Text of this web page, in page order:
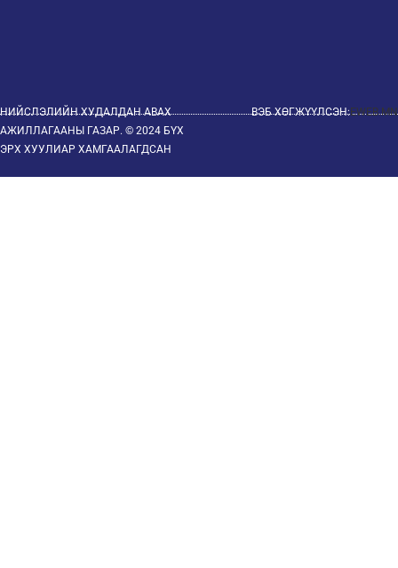
НИЙСЛЭЛИЙН ХУДАЛДАН АВАХ
АЖИЛЛАГААНЫ ГАЗАР. © 2024 БҮХ
ЭРХ ХУУЛИАР ХАМГААЛАГДСАН
ВЭБ ХӨГЖҮҮЛСЭН:EWEB.MN